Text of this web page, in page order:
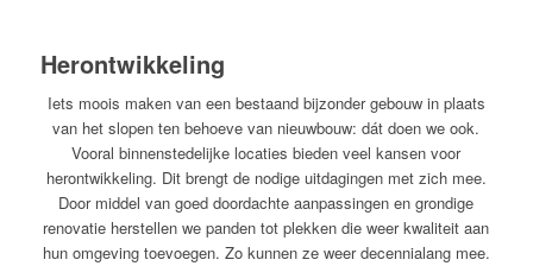
Herontwikkeling
Iets moois maken van een bestaand bijzonder gebouw in plaats
van het slopen ten behoeve van nieuwbouw: dát doen we ook.
Vooral binnenstedelijke locaties bieden veel kansen voor
herontwikkeling. Dit brengt de nodige uitdagingen met zich mee.
Door middel van goed doordachte aanpassingen en grondige
renovatie herstellen we panden tot plekken die weer kwaliteit aan
hun omgeving toevoegen. Zo kunnen ze weer decennialang mee.